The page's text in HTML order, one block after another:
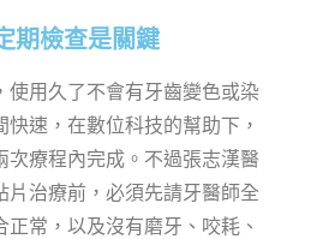
期檢查是關鍵
使用久了不會有牙齒變色或染
速，在數位科技的幫助下，
次療程內完成。不過張志漢醫
片治療前，必須先請牙醫師全
常，以及沒有磨牙、咬耗、